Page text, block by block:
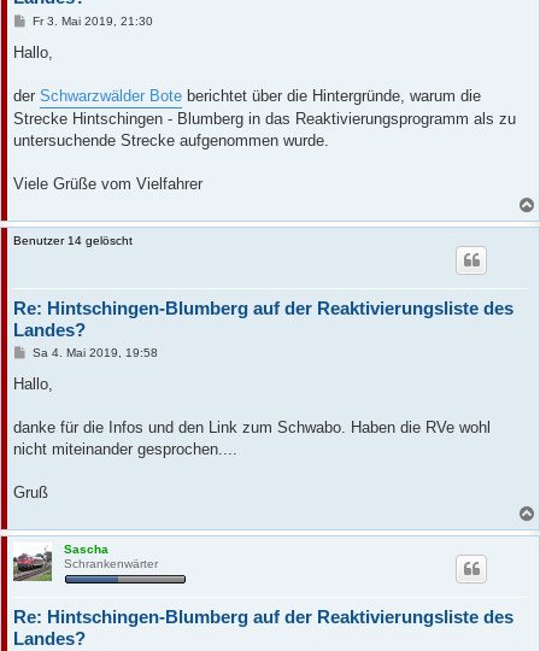
B
i
a
Fr 3. Mai 2019, 21:30
Hallo,
der Schwarzwälder Bote berichtet über die Hintergründe, warum die
Strecke Hintschingen - Blumberg in das Reaktivierungsprogramm als zu
untersuchende Strecke aufgenommen wurde.
Viele Grüße vom Vielfahrer
Benutzer 14 gelöscht
Re: Hintschingen-Blumberg auf der Reaktivierungsliste des
Landes?
B
i
a
Sa 4. Mai 2019, 19:58
Hallo,
danke für die Infos und den Link zum Schwabo. Haben die RVe wohl
nicht miteinander gesprochen....
Gruß
Sascha
Schrankenwärter
Re: Hintschingen-Blumberg auf der Reaktivierungsliste des
Landes?